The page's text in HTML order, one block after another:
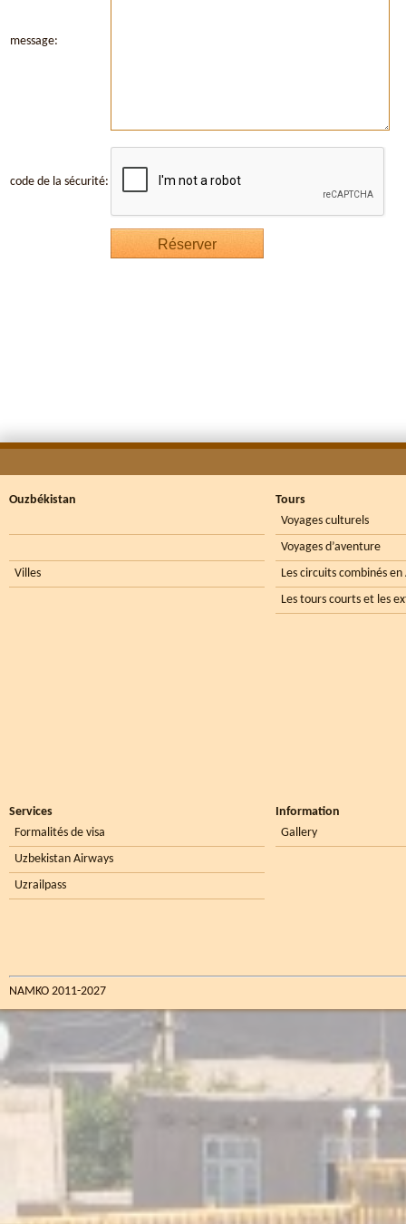
message:
code de la sécurité:
Ouzbékistan
Villes
Tours
Voyages culturels
Voyages d’aventure
Les circuits combinés
Les tours courts et les
Services
Formalités de visa
Uzbekistan Airways
Uzrailpass
Information
Gallery
NAMKO 2011-2027